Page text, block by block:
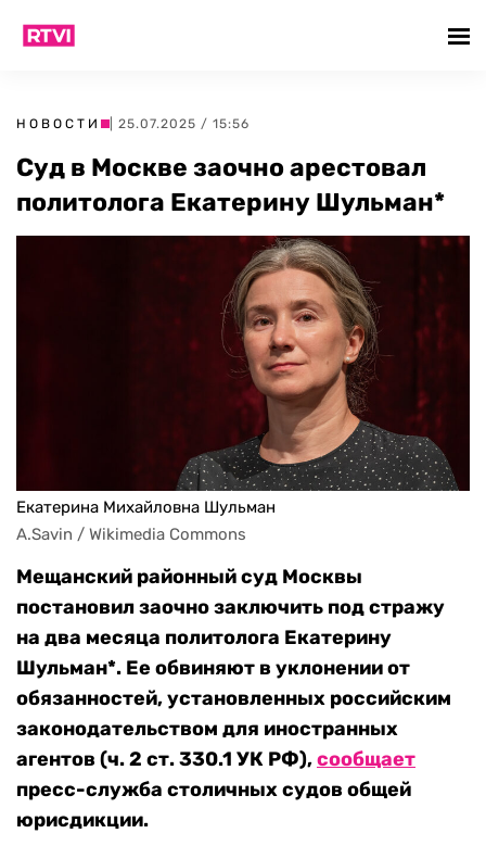
НОВОСТИ | 25.07.2025 / 15:56
Суд в Москве заочно арестовал
политолога Екатерину Шульман*
Екатерина Михайловна Шульман
A.Savin / Wikimedia Commons
Мещанский районный суд Москвы
постановил заочно заключить под стражу
на два месяца политолога Екатерину
Шульман*. Ее обвиняют в уклонении от
обязанностей, установленных российским
законодательством для иностранных
агентов (ч. 2 ст. 330.1 УК РФ),сообщает
пресс-служба столичных судов общей
юрисдикции.